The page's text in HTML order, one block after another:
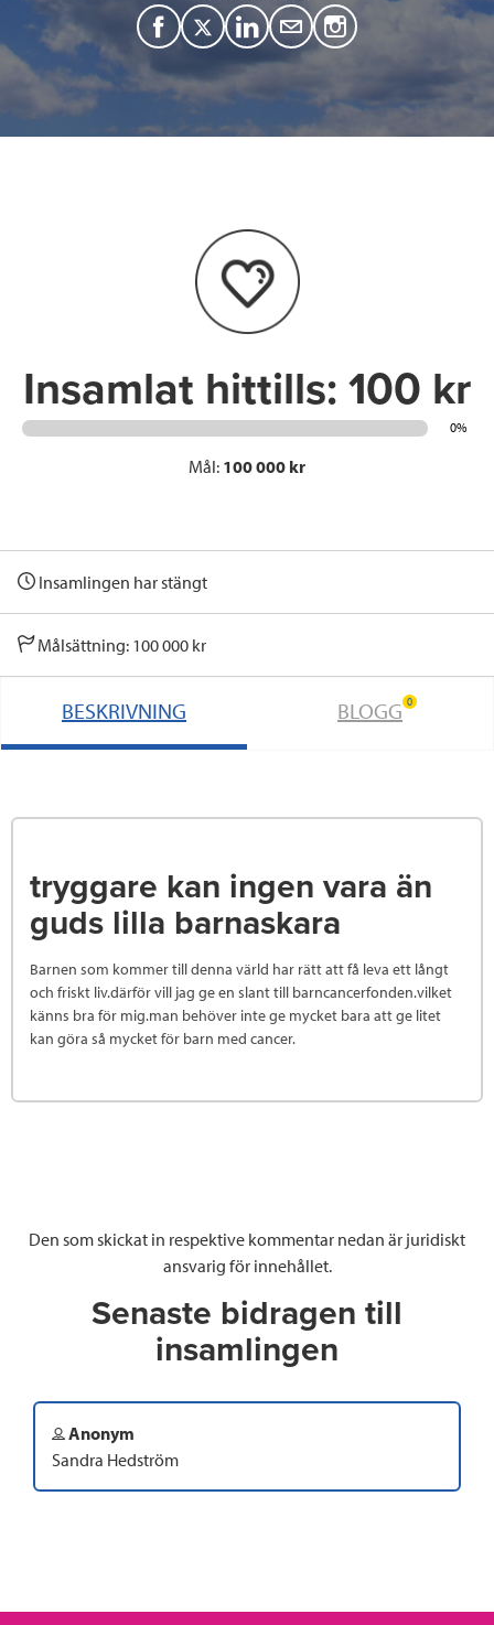
F
a
T
w
e
L
i
I
n
M
a
Insamlat hittills: 100 kr
0%
Mål: 100 000 kr
Insamlingen har stängt
Målsättning: 100 000 kr
BESKRIVNING BLOGG 0
tryggare kan ingen vara än
guds lilla barnaskara
Barnen som kommer till denna värld har rätt att få leva ett långt
och friskt liv.därför vill jag ge en slant till barncancerfonden.vilket
känns bra för mig.man behöver inte ge mycket bara att ge litet
kan göra så mycket för barn med cancer.
Den som skickat in respektive kommentar nedan är juridiskt
ansvarig för innehållet.
Senaste bidragen till
insamlingen
Anonym
Sandra Hedström